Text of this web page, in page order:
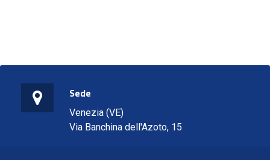
Sede
Venezia (VE)
Via Banchina dell'Azoto, 15